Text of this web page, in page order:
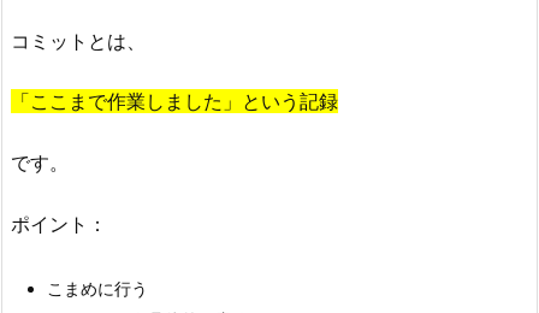
チ
成
④
コミットとは、
「ここまで作業しました」という記録
です。
ポイント：
こまめに行う